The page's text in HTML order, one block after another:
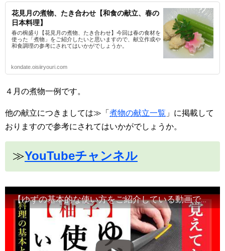
花見月の煮物、たき合わせ【和食の献立、春の
日本料理】
春の椀盛り【花見月の煮物、たき合わせ】今回は春の食材を
使った「煮物」をご紹介したいと思いますので、献立作成や
和食調理の参考にされてはいかがでしょうか。
kondate.oisiiryouri.com
４月の煮物一例です。
他の献立につきましては≫「 煮物の献立一覧 」に掲載して
おりますので参考にされてはいかがでしょうか。
≫YouTubeチャンネル
【ゆずの基本的な使い方をご紹介している動画です】食材の切り方、使い方など！Japanese food・decorative cut#和食レシピ日本料理案内所